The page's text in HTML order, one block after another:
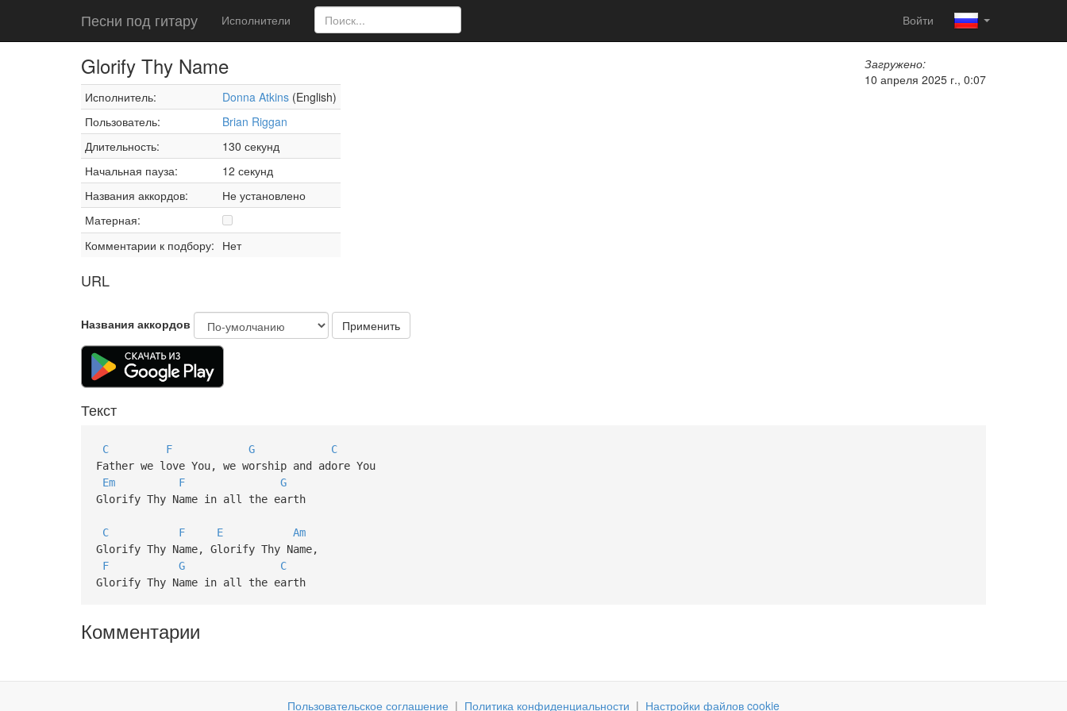
Песни под гитару Исполнители Войти
Glorify Thy Name
Исполнитель: Donna Atkins (English)
Пользователь:
Brian Riggan
Длительность:
130 секунд
Начальная пауза:
12 секунд
Названия аккордов:
Не установлено
Матерная:
Комментарии к подбору: Нет
URL
Загружено:
10 апреля 2025 г., 0:07
Названия аккордов Применить
Текст
C F G
C
Father we love You, we worship and adore You
Em
F
G
Glorify Thy Name in all the earth
C F E
Am
Glorify Thy Name, Glorify Thy Name,
F
G
C
Glorify Thy Name in all the earth
Комментарии
Пользовательское соглашение | Политика конфиденциальности | Настройки файлов cookie